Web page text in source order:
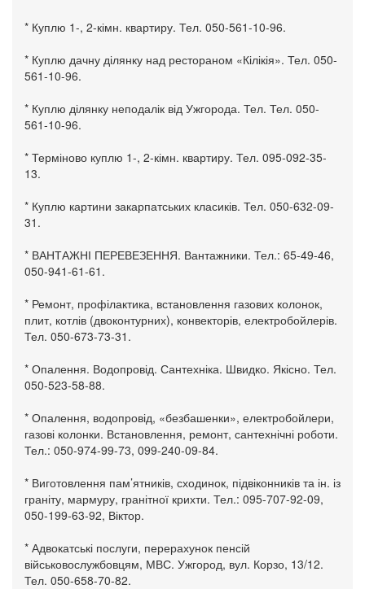
* Куплю 1-, 2-кімн. квартиру. Тел. 050-561-10-96.
* Куплю дачну ділянку над рестораном «Кілікія». Тел. 050-
561-10-96.
* Куплю ділянку неподалік від Ужгорода. Тел. Тел. 050-
561-10-96.
* Терміново куплю 1-, 2-кімн. квартиру. Тел. 095-092-35-
13.
* Куплю картини закарпатських класиків. Тел. 050-632-09-
31.
* ВАНТАЖНІ ПЕРЕВЕЗЕННЯ. Вантажники. Тел.: 65-49-46,
050-941-61-61.
* Ремонт, профілактика, встановлення газових колонок,
плит, котлів (двоконтурних), конвекторів, електробойлерів.
Тел. 050-673-73-31.
* Опалення. Водопровід. Сантехніка. Швидко. Якісно. Тел.
050-523-58-88.
* Опалення, водопровід, «безбашенки», електробойлери,
газові колонки. Встановлення, ремонт, сантехнічні роботи.
Тел.: 050-974-99-73, 099-240-09-84.
* Виготовлення пам’ятників, сходинок, підвіконників та ін. із
граніту, мармуру, гранітної крихти. Тел.: 095-707-92-09,
050-199-63-92, Віктор.
* Адвокатські послуги, перерахунок пенсій
військовослужбовцям, МВС. Ужгород, вул. Корзо, 13/12.
Тел. 050-658-70-82.